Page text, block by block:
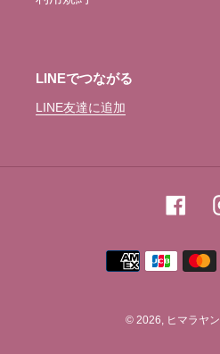
LINEでつながる
LINE友達に追加
決
済
© 2026, ヒマラヤ